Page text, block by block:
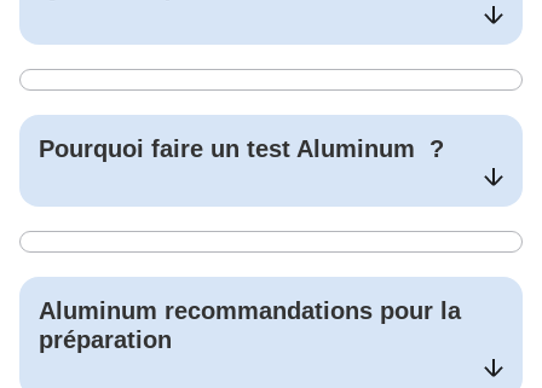
Pourquoi faire un test Aluminum ?
Aluminum recommandations pour la
préparation